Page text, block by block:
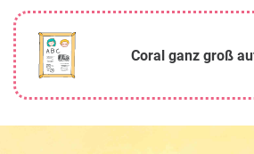
Coral ganz groß